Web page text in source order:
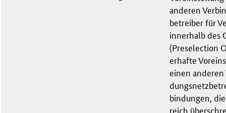
an­de­ren
be­trei­ber für
in­ner­halb des
(Pre­se­lec­ti­on
er­haf­te
ei­nen
bin­dun­gen,
reich